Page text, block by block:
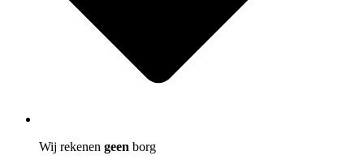
Wij rekenen geen borg